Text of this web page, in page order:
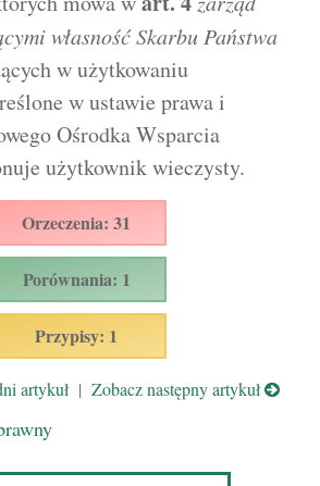
własność Skarbu Państwa
w użytkowaniu
w ustawie prawa i
Ośrodka Wsparcia
użytkownik wieczysty.
Orzeczenia: 31
Porównania: 1
Przypisy: 1
artykuł | Zobacz następny artykuł